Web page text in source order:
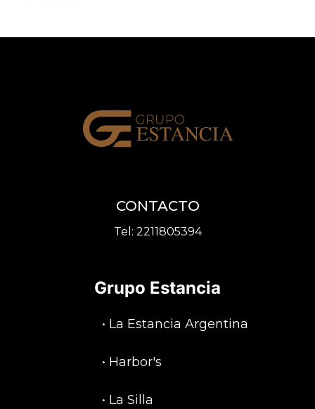
CONTACTO
Tel: 2211805394
Grupo Estancia
• La Estancia Argentina
• Harbor's
• La Silla